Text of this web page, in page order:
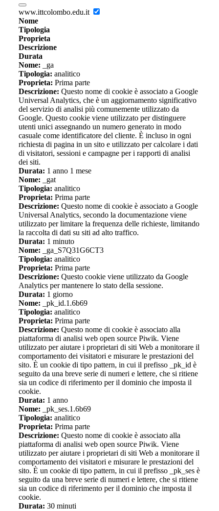
www.ittcolombo.edu.it
Nome
Tipologia
Proprieta
Descrizione
Durata
Nome: _ga
Tipologia: analitico
Proprieta: Prima parte
Descrizione: Questo nome di cookie è associato a Google
Universal Analytics, che è un aggiornamento significativo
del servizio di analisi più comunemente utilizzato da
Google. Questo cookie viene utilizzato per distinguere
utenti unici assegnando un numero generato in modo
casuale come identificatore del cliente. È incluso in ogni
richiesta di pagina in un sito e utilizzato per calcolare i dati
di visitatori, sessioni e campagne per i rapporti di analisi
dei siti.
Durata: 1 anno 1 mese
Nome: _gat
Tipologia: analitico
Proprieta: Prima parte
Descrizione: Questo nome di cookie è associato a Google
Universal Analytics, secondo la documentazione viene
utilizzato per limitare la frequenza delle richieste, limitando
la raccolta di dati su siti ad alto traffico.
Durata: 1 minuto
Nome: _ga_S7Q31G6CT3
Tipologia: analitico
Proprieta: Prima parte
Descrizione: Questo cookie viene utilizzato da Google
Analytics per mantenere lo stato della sessione.
Durata: 1 giorno
Nome: _pk_id.1.6b69
Tipologia: analitico
Proprieta: Prima parte
Descrizione: Questo nome di cookie è associato alla
piattaforma di analisi web open source Piwik. Viene
utilizzato per aiutare i proprietari di siti Web a monitorare il
comportamento dei visitatori e misurare le prestazioni del
sito. È un cookie di tipo pattern, in cui il prefisso _pk_id è
seguito da una breve serie di numeri e lettere, che si ritiene
sia un codice di riferimento per il dominio che imposta il
cookie.
Durata: 1 anno
Nome: _pk_ses.1.6b69
Tipologia: analitico
Proprieta: Prima parte
Descrizione: Questo nome di cookie è associato alla
piattaforma di analisi web open source Piwik. Viene
utilizzato per aiutare i proprietari di siti Web a monitorare il
comportamento dei visitatori e misurare le prestazioni del
sito. È un cookie di tipo pattern, in cui il prefisso _pk_ses è
seguito da una breve serie di numeri e lettere, che si ritiene
sia un codice di riferimento per il dominio che imposta il
cookie.
Durata: 30 minuti